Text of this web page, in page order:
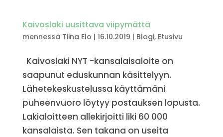
Kaivoslaki uusittava viipymättä
mennessä Tiina Elo | 16.10.2019 | Blogi, Etusivu
Kaivoslaki NYT -kansalaisaloite on
saapunut eduskunnan käsittelyyn.
Lähetekeskustelussa käyttämäni
puheenvuoro löytyy postauksen lopusta.
Lakialoitteen allekirjoitti liki 60 000
kansalaista. Sen takana on useita